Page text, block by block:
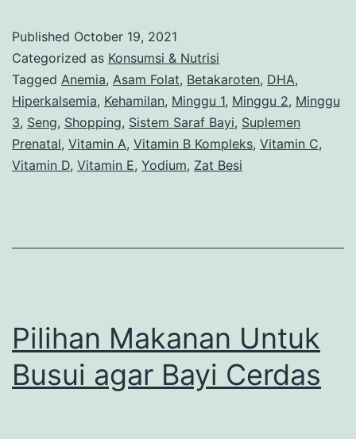
Genio
Bagi
Bumil
dan
Menyusui
Published October 19, 2021
Categorized as Konsumsi & Nutrisi
Tagged Anemia, Asam Folat, Betakaroten, DHA,
Hiperkalsemia, Kehamilan, Minggu 1, Minggu 2, Minggu
3, Seng, Shopping, Sistem Saraf Bayi, Suplemen
Prenatal, Vitamin A, Vitamin B Kompleks, Vitamin C,
Vitamin D, Vitamin E, Yodium, Zat Besi
Pilihan Makanan Untuk
Busui agar Bayi Cerdas